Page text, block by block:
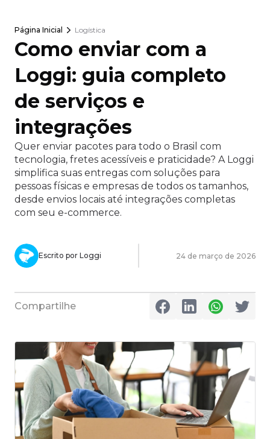
Página Inicial Logística
Como enviar com a
Loggi: guia completo
de serviços e
integrações
Quer enviar pacotes para todo o Brasil com
tecnologia, fretes acessíveis e praticidade? A Loggi
simplifica suas entregas com soluções para
pessoas físicas e empresas de todos os tamanhos,
desde envios locais até integrações completas
com seu e-commerce.
Escrito por Loggi 24 de março de 2026
Compartilhe